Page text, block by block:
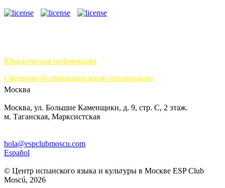
Юридическая информация
Сведения об образовательной организации
Москва
Москва, ул. Большие Каменщики, д. 9, стр. С, 2 этаж.
м. Таганская, Марксистская
hola@espclubmoscu.com
Español
© Центр испанского языка и культуры в Москве ESP Club
Moscú, 2026